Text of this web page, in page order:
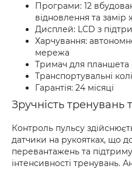
Програми: 12
відновлення та
Дисплей: LCD з
Харчування:
мережа
Тримач для планшета
Транспортувальні
Гарантія: 24 місяці
Зручність тренувань
Контроль пульсу
датчики на рукоятках, що
перевантажень та
інтенсивності тренувань.